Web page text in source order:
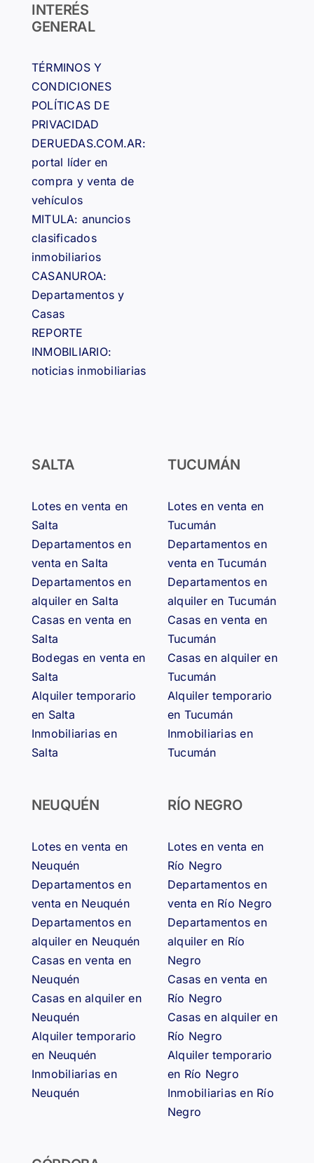
INTERÉS
GENERAL
TÉRMINOS Y
CONDICIONES
POLÍTICAS DE
PRIVACIDAD
DERUEDAS.COM.AR:
portal líder en
compra y venta de
vehículos
MITULA: anuncios
clasificados
inmobiliarios
CASANUROA:
Departamentos y
Casas
REPORTE
INMOBILIARIO:
noticias inmobiliarias
SALTA
Lotes en venta en
Salta
Departamentos en
venta en Salta
Departamentos en
alquiler en Salta
Casas en venta en
Salta
Bodegas en venta en
Salta
Alquiler temporario
en Salta
Inmobiliarias en
Salta
TUCUMÁN
Lotes en venta en
Tucumán
Departamentos en
venta en Tucumán
Departamentos en
alquiler en Tucumán
Casas en venta en
Tucumán
Casas en alquiler en
Tucumán
Alquiler temporario
en Tucumán
Inmobiliarias en
Tucumán
NEUQUÉN
Lotes en venta en
Neuquén
Departamentos en
venta en Neuquén
Departamentos en
alquiler en Neuquén
Casas en venta en
Neuquén
Casas en alquiler en
Neuquén
Alquiler temporario
en Neuquén
Inmobiliarias en
Neuquén
RÍO NEGRO
Lotes en venta en
Río Negro
Departamentos en
venta en Río Negro
Departamentos en
alquiler en Río
Negro
Casas en venta en
Río Negro
Casas en alquiler en
Río Negro
Alquiler temporario
en Río Negro
Inmobiliarias en Río
Negro